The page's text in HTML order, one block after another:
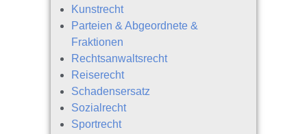
Kunstrecht
Parteien & Abgeordnete &
Fraktionen
Rechtsanwaltsrecht
Reiserecht
Schadensersatz
Sozialrecht
Sportrecht